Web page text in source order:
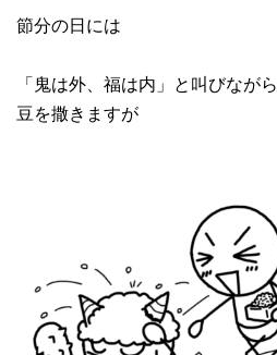
節分の日には
「鬼は外、福は内」と叫びながら
豆を撒きますが